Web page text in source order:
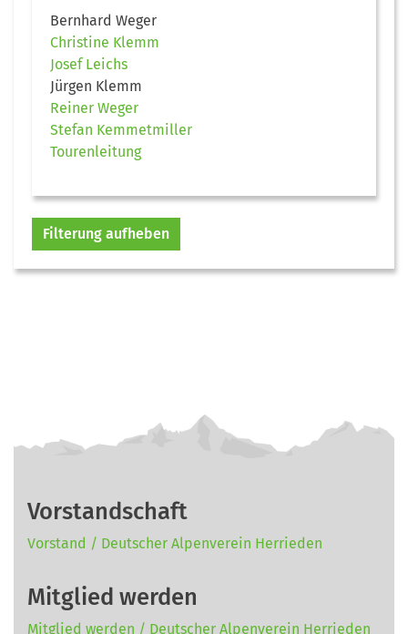
Bernhard Weger
Christine Klemm
Josef Leichs
Jürgen Klemm
Reiner Weger
Stefan Kemmetmiller
Tourenleitung
Filterung aufheben
Vorstandschaft
Vorstand / Deutscher Alpenverein Herrieden
Mitglied werden
Mitglied werden / Deutscher Alpenverein Herrieden